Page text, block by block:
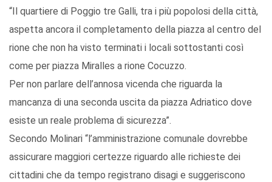
“Il quartiere di Poggio tre Galli, tra i più popolosi della città,
aspetta ancora il completamento della piazza al centro del
rione che non ha visto terminati i locali sottostanti così
come per piazza Miralles a rione Cocuzzo.
Per non parlare dell’annosa vicenda che riguarda la
mancanza di una seconda uscita da piazza Adriatico dove
esiste un reale problema di sicurezza”.
Secondo Molinari “l’amministrazione comunale dovrebbe
assicurare maggiori certezze riguardo alle richieste dei
cittadini che da tempo registrano disagi e suggeriscono